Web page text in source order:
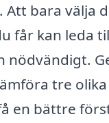
. Att bara välja
får kan leda
nödvändigt.
tre
en bättre